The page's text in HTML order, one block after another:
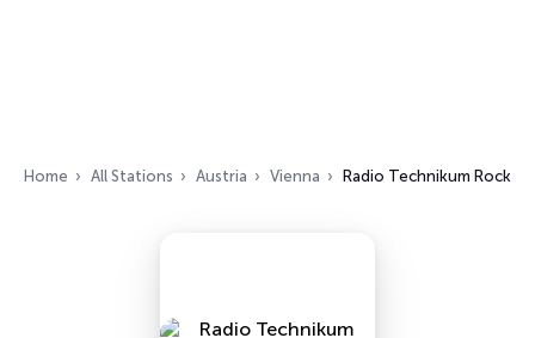
Home All Stations Austria Vienna Radio Technikum Rock